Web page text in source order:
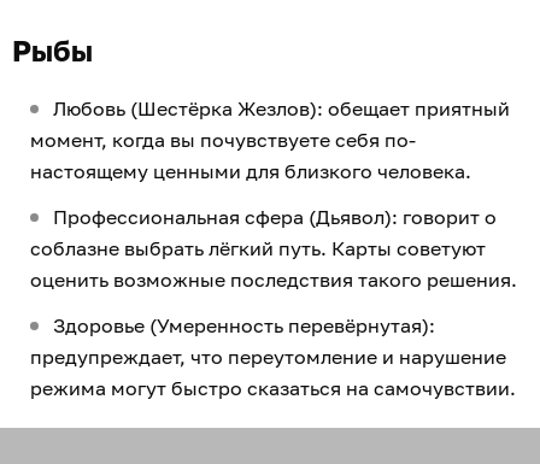
Рыбы
Любовь (Шестёрка Жезлов): обещает приятный
момент, когда вы почувствуете себя по-
настоящему ценными для близкого человека.
Профессиональная сфера (Дьявол): говорит о
соблазне выбрать лёгкий путь. Карты советуют
оценить возможные последствия такого решения.
Здоровье (Умеренность перевёрнутая):
предупреждает, что переутомление и нарушение
режима могут быстро сказаться на самочувствии.